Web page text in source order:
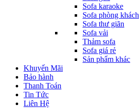
Sofa karaoke
Sofa phòng khách
Sofa thư giãn
Sofa vải
Thảm sofa
Sofa giá rẻ
Sản phẩm khác
Khuyến Mãi
Bảo hành
Thanh Toán
Tin Tức
Liên Hệ